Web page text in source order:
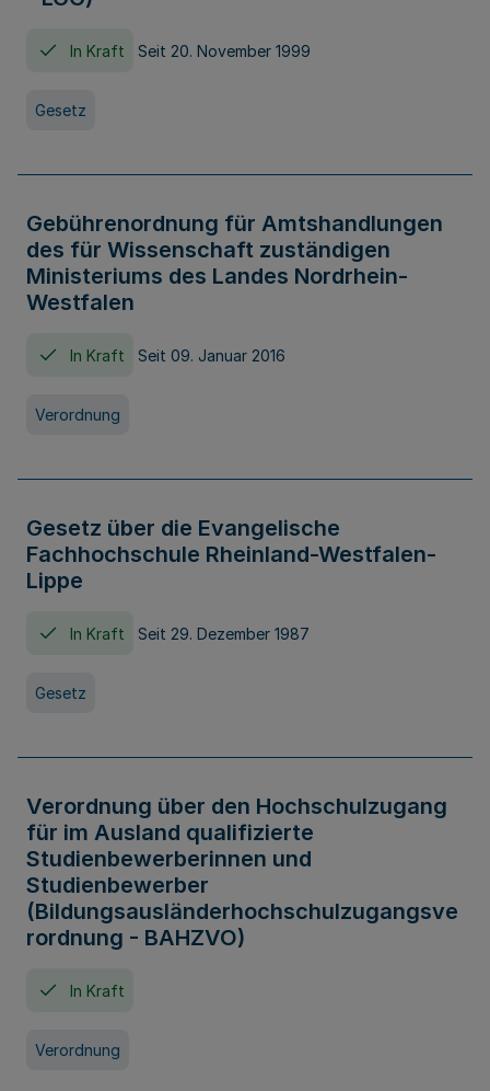
In Kraft Seit 20. November 1999
Gesetz
Gebührenordnung für Amtshandlungen
des für Wissenschaft zuständigen
Ministeriums des Landes Nordrhein-
Westfalen
In Kraft Seit 09. Januar 2016
Verordnung
Gesetz über die Evangelische
Fachhochschule Rheinland-Westfalen-
Lippe
In Kraft Seit 29. Dezember 1987
Gesetz
Verordnung über den Hochschulzugang
für im Ausland qualifizierte
Studienbewerberinnen und
Studienbewerber
(Bildungsausländerhochschulzugangsve
rordnung - BAHZVO)
In Kraft
Verordnung